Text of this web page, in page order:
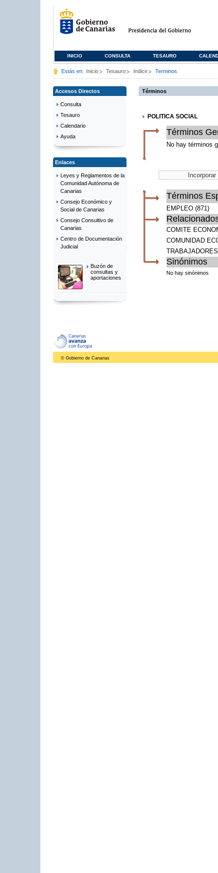
INICIO CONSULTA TESAURO
Estás en: Inicio Tesauro Indice Terminos
Accesos Directos
Consulta
Tesauro
Calendario
Ayuda
Enlaces
Leyes y Reglamentos de la
Comunidad Autónoma de
Canarias
Consejo Económico y
Social de Canarias
Consejo Consultivo de
Canarias
Centro de Documentación
Judicial
Buzón de
consultas y
aportaciones
Términos
POLITICA SOCIAL
Términos
No hay términos
Términos
EMPLEO (871)
COMITE
COMUNIDAD
TRABAJADORES
Sinónimos
No hay sinónimos
© Gobierno de Canarias